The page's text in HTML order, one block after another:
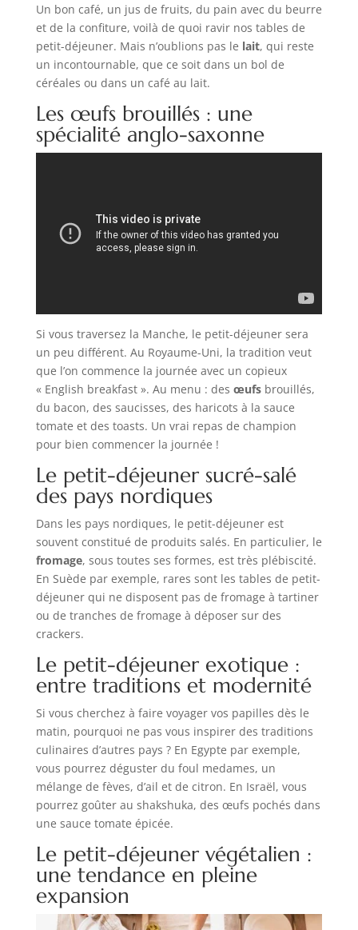
Un bon café, un jus de fruits, du pain avec du beurre
et de la confiture, voilà de quoi ravir nos tables de
petit-déjeuner. Mais n’oublions pas le lait, qui reste
un incontournable, que ce soit dans un bol de
céréales ou dans un café au lait.
Les œufs brouillés : une
spécialité anglo-saxonne
Si vous traversez la Manche, le petit-déjeuner sera
un peu différent. Au Royaume-Uni, la tradition veut
que l’on commence la journée avec un copieux
« English breakfast ». Au menu : des œufsbrouillés,
du bacon, des saucisses, des haricots à la sauce
tomate et des toasts. Un vrai repas de champion
pour bien commencer la journée !
Le petit-déjeuner sucré-salé
des pays nordiques
Dans les pays nordiques, le petit-déjeuner est
souvent constitué de produits salés. En particulier, le
fromage, sous toutes ses formes, est très plébiscité.
En Suède par exemple, rares sont les tables de petit-
déjeuner qui ne disposent pas de fromage à tartiner
ou de tranches de fromage à déposer sur des
crackers.
Le petit-déjeuner exotique :
entre traditions et modernité
Si vous cherchez à faire voyager vos papilles dès le
matin, pourquoi ne pas vous inspirer des traditions
culinaires d’autres pays ? En Egypte par exemple,
vous pourrez déguster du foul medames, un
mélange de fèves, d’ail et de citron. En Israël, vous
pourrez goûter au shakshuka, des œufs pochés dans
une sauce tomate épicée.
Le petit-déjeuner végétalien :
une tendance en pleine
expansion